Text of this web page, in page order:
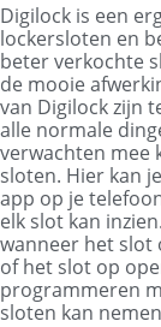
Digilock is een
lockersloten en
beter verkochte
de mooie
van Digilock zijn
alle normale
verwachten mee
sloten. Hier kan
app op je
elk slot kan
wanneer het slot
of het slot op
programmeren
sloten kan